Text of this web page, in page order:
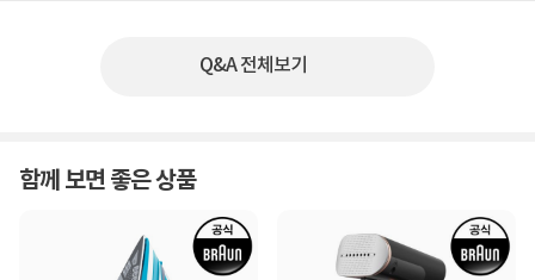
Q&A 전체보기
함께 보면 좋은 상품